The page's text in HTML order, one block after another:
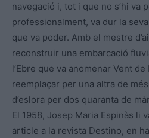
navegació i, tot i que no s’hi va
professionalment, va dur la
que va poder. Amb el mestre
reconstruir una embarcació
l’Ebre que va anomenar Vent
reemplaçar per una altra de
d’eslora per dos quaranta de
El 1958, Josep Maria Espinàs li
article a la revista Destino, en